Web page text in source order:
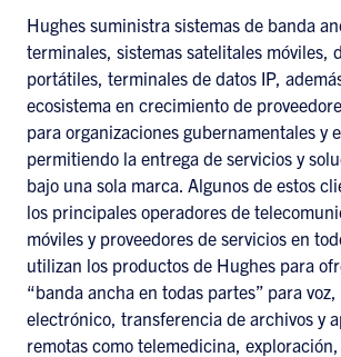
Hughes suministra sistemas de banda
terminales, sistemas satelitales móviles,
portátiles, terminales de datos IP,
ecosistema en crecimiento de
para organizaciones gubernamentales y
permitiendo la entrega de servicios y
bajo una sola marca. Algunos de estos
los principales operadores de
móviles y proveedores de servicios en
utilizan los productos de Hughes para
“banda ancha en todas partes” para
electrónico, transferencia de archivos y
remotas como telemedicina,